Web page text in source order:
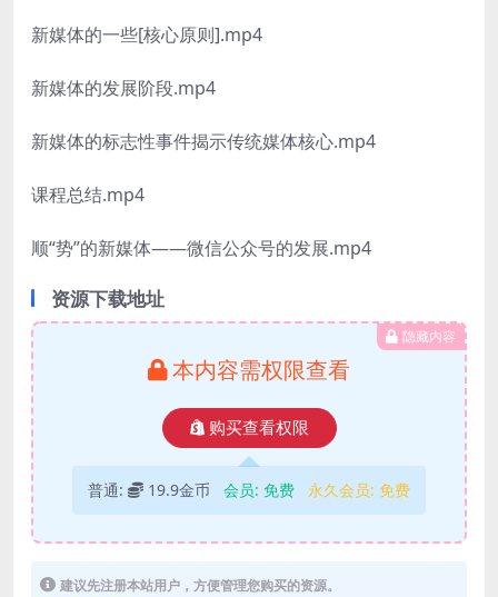
新媒体的一些[核心原则].mp4
新媒体的发展阶段.mp4
新媒体的标志性事件揭示传统媒体核心.mp4
课程总结.mp4
顺“势”的新媒体——微信公众号的发展.mp4
资源下载地址
隐藏内容
本内容需权限查看
购买查看权限
普通: 19.9金币 会员: 免费 永久会员: 免费
建议先注册本站用户，方便管理您购买的资源。